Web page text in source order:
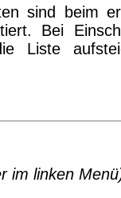
sind beim
Bei
Liste
im linken